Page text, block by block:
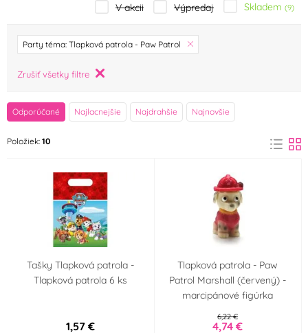
značka
Albi (0)
AROCO (0) Arpex (0)
Birkmann (0) (0)
breAd. & edible BUKÁČEK (0)
Bullyland (0) Cakesicq (0)
Dekofee Germany (0)
V akcii Výpredaj Skladem (9)
Party téma: Tlapková patrola - Paw Patrol
Zrušiť všetky filtre
Odporúčané Najlacnejšie Najdrahšie Najnovšie
Položiek: 10
Tašky Tlapková patrola -
Tlapková patrola 6 ks
1,57 €
Tlapková patrola - Paw
Patrol Marshall (červený) -
marcipánové figúrka
6,22 €
4,74 €